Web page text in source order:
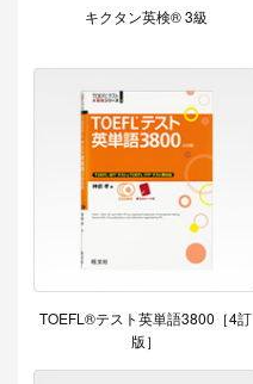
キクタン英検® 3級
TOEFL®テスト英単語3800［4訂
版］